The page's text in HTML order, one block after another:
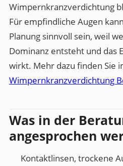
Wimpernkranzverdichtung
Für empfindliche Augen
Planung sinnvoll sein, weil
Dominanz entsteht und das
wirkt. Mehr dazu finden Sie
Wimpernkranzverdichtung
Was in der
angesprochen
Kontaktlinsen, trockene